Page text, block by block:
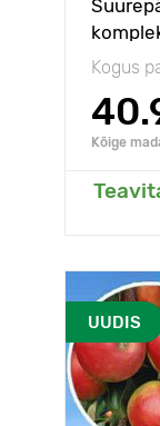
Kogus
Kõige
UUDIS